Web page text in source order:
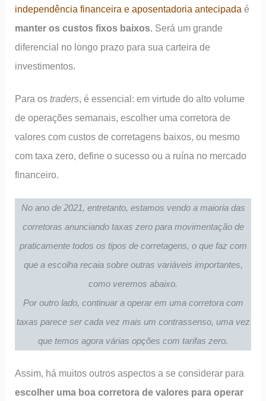
independência financeira e aposentadoria antecipada é
manter os custos fixos baixos. Será um grande
diferencial no longo prazo para sua carteira de
investimentos.
Para ostraders, é essencial: em virtude do alto volume
de operações semanais, escolher uma corretora de
valores com custos de corretagens baixos, ou mesmo
com taxa zero, define o sucesso ou a ruína no mercado
financeiro.
No ano de 2021, entretanto, estamos vendo a maioria das
corretoras anunciando taxas zero para movimentação de
praticamente todos os tipos de corretagens, o que faz com
que a escolha recaia sobre outras variáveis importantes,
como veremos abaixo.
Por outro lado, continuar a operar em uma corretora com
taxas parece ser cada vez mais um contrassenso, uma vez
que temos agora várias opções com tarifas zero.
Assim, há muitos outros aspectos a se considerar para
escolher uma boa corretora de valores para operar